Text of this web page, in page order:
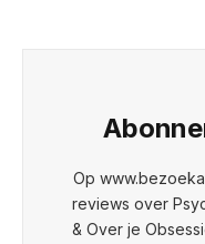
Op
reviews over
& Over je